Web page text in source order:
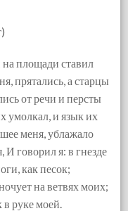
на площади ставил
прятались, а старцы
от речи и персты
умолкал, и язык их
меня, ублажало
И говорил я: в гнезде
как песок;
на ветвях моих;
в руке моей.